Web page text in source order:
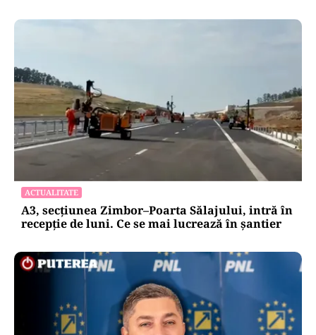
ACTUALITATE
A3, secțiunea Zimbor–Poarta Sălajului, intră în
recepție de luni. Ce se mai lucrează în șantier